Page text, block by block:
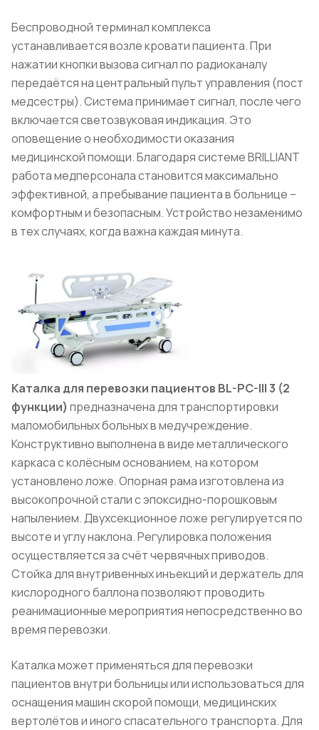
Беспроводной терминал комплекса
устанавливается возле кровати пациента. При
нажатии кнопки вызова сигнал по радиоканалу
передаётся на центральный пульт управления (пост
медсестры). Система принимает сигнал, после чего
включается светозвуковая индикация. Это
оповещение о необходимости оказания
медицинской помощи. Благодаря системе BRILLIANT
работа медперсонала становится максимально
эффективной, а пребывание пациента в больнице –
комфортным и безопасным. Устройство незаменимо
в тех случаях, когда важна каждая минута.
Каталка для перевозки пациентов BL-PC-III 3 (2
функции) предназначена для транспортировки
маломобильных больных в медучреждение.
Конструктивно выполнена в виде металлического
каркаса с колёсным основанием, на котором
установлено ложе. Опорная рама изготовлена из
высокопрочной стали с эпоксидно-порошковым
напылением. Двухсекционное ложе регулируется по
высоте и углу наклона. Регулировка положения
осуществляется за счёт червячных приводов.
Стойка для внутривенных инъекций и держатель для
кислородного баллона позволяют проводить
реанимационные мероприятия непосредственно во
время перевозки.
Каталка может применяться для перевозки
пациентов внутри больницы или использоваться для
оснащения машин скорой помощи, медицинских
вертолётов и иного спасательного транспорта. Для